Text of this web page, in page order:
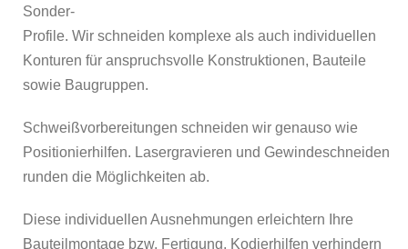
Sonder-
Profile. Wir schneiden komplexe als auch individuellen
Konturen für anspruchsvolle Konstruktionen, Bauteile
sowie Baugruppen.
Schweißvorbereitungen schneiden wir genauso wie
Positionierhilfen. Lasergravieren und Gewindeschneiden
runden die Möglichkeiten ab.
Diese individuellen Ausnehmungen erleichtern Ihre
Bauteilmontage bzw. Fertigung. Kodierhilfen verhindern